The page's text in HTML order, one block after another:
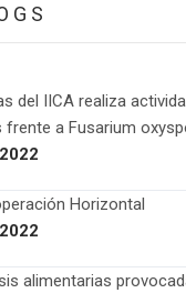
del IICA realiza
a Fusarium
Horizontal
alimentarias